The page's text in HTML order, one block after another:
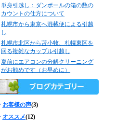
単身引越し：ダンボールの箱の数の
カウントの仕方について
札幌市から東京へ混載便による引越
し
札幌市北区から苫小牧、札幌東区を
回る複雑なカップル引越し
夏前にエアコンの分解クリーニング
がお勧めです（お早めに）
お客様の声(3)
オススメ(12)